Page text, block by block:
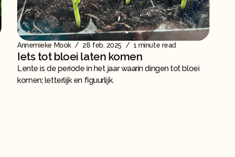
Annemieke Mook / 28 feb. 2025 / 1 minute read
Iets tot bloei laten komen
Lente is de periode in het jaar waarin dingen tot bloei
komen; letterlijk en figuurlijk.